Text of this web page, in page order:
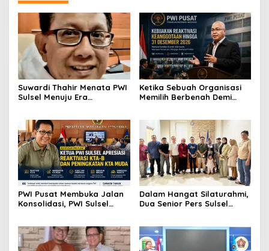
Suwardi Thahir Menata PWI
Sulsel Menuju Era
Ketika Sebuah Organisasi
Memilih Berbenah Demi
PWI Pusat Membuka Jalan
Konsolidasi, PWI Sulsel
Dalam Hangat Silaturahmi,
Dua Senior Pers Sulsel